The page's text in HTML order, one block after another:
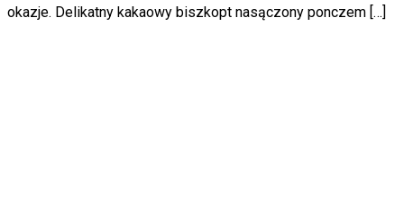
okazje. Delikatny kakaowy biszkopt nasączony ponczem […]